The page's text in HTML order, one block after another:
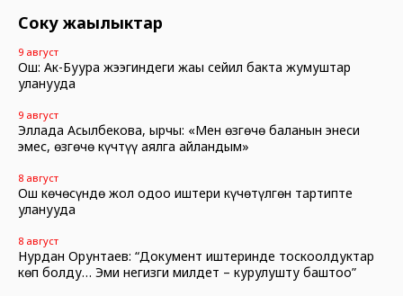
Соңку жаңылыктар
9 август
Ош: Ак-Буура жээгиндеги жаңы сейил бакта жумуштар
уланууда
9 август
Эллада Асылбекова, ырчы: «Мен өзгөчө баланын энеси
эмес, өзгөчө күчтүү аялга айландым»
8 август
Ош көчөсүндө жол оңдоо иштери күчөтүлгөн тартипте
уланууда
8 август
Нурдан Орунтаев: “Документ иштеринде тоскоолдуктар
көп болду… Эми негизги милдет – курулушту баштоо”